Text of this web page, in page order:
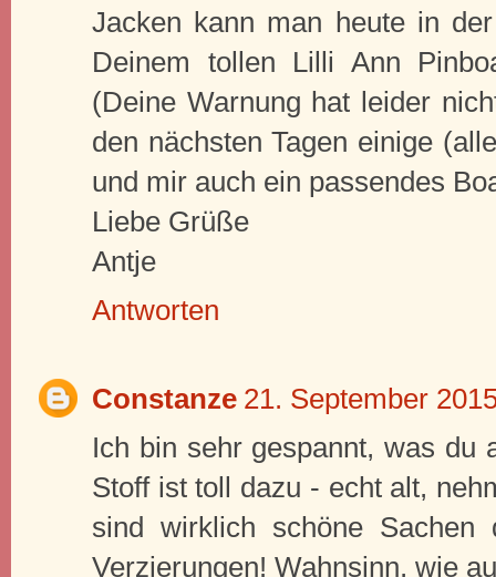
Jacken kann man heute in
Deinem tollen Lilli Ann
(Deine Warnung hat leider
den nächsten Tagen einige
und mir auch ein passendes
Liebe Grüße
Antje
Antworten
Constanze 21. September
Ich bin sehr gespannt, was du
Stoff ist toll dazu - echt alt,
sind wirklich schöne
Verzierungen! Wahnsinn, wie